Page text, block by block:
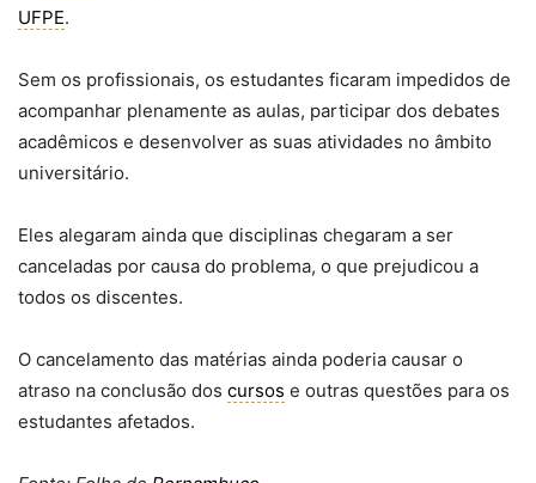
UFPE.
Sem os profissionais, os estudantes ficaram impedidos de
acompanhar plenamente as aulas, participar dos debates
acadêmicos e desenvolver as suas atividades no âmbito
universitário.
Eles alegaram ainda que disciplinas chegaram a ser
canceladas por causa do problema, o que prejudicou a
todos os discentes.
O cancelamento das matérias ainda poderia causar o
atraso na conclusão dos cursos e outras questões para os
estudantes afetados.